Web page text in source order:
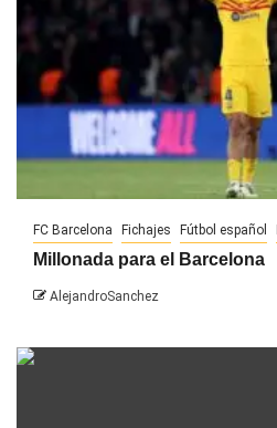
FC Barcelona Fichajes Fútbol español
Millonada para el Barcelona
AlejandroSanchez